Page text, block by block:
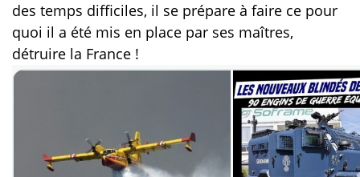
des temps difficiles, il se prépare à faire ce pour
quoi il a été mis en place par ses maîtres,
détruire la France !